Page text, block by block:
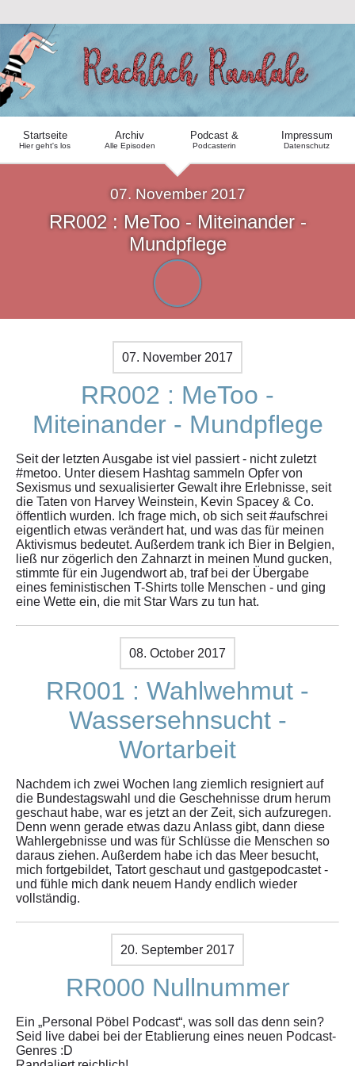
Startseite
Hier geht's los
Archiv
Alle Episoden
Podcast &
Podcasterin
Impressum
Datenschutz
07. November 2017
RR002 : MeToo - Miteinander -
Mundpflege
07. November 2017
RR002 : MeToo -
Miteinander - Mundpflege
Seit der letzten Ausgabe ist viel passiert - nicht zuletzt
#metoo. Unter diesem Hashtag sammeln Opfer von
Sexismus und sexualisierter Gewalt ihre Erlebnisse, seit
die Taten von Harvey Weinstein, Kevin Spacey & Co.
öffentlich wurden. Ich frage mich, ob sich seit #aufschrei
eigentlich etwas verändert hat, und was das für meinen
Aktivismus bedeutet. Außerdem trank ich Bier in Belgien,
ließ nur zögerlich den Zahnarzt in meinen Mund gucken,
stimmte für ein Jugendwort ab, traf bei der Übergabe
eines feministischen T-Shirts tolle Menschen - und ging
eine Wette ein, die mit Star Wars zu tun hat.
08. October 2017
RR001 : Wahlwehmut -
Wassersehnsucht -
Wortarbeit
Nachdem ich zwei Wochen lang ziemlich resigniert auf
die Bundestagswahl und die Geschehnisse drum herum
geschaut habe, war es jetzt an der Zeit, sich aufzuregen.
Denn wenn gerade etwas dazu Anlass gibt, dann diese
Wahlergebnisse und was für Schlüsse die Menschen so
daraus ziehen. Außerdem habe ich das Meer besucht,
mich fortgebildet, Tatort geschaut und gastgepodcastet -
und fühle mich dank neuem Handy endlich wieder
vollständig.
20. September 2017
RR000 Nullnummer
Ein „Personal Pöbel Podcast“, was soll das denn sein?
Seid live dabei bei der Etablierung eines neuen Podcast-
Genres :D